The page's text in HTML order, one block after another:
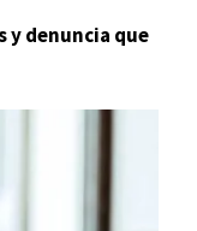
y denuncia que